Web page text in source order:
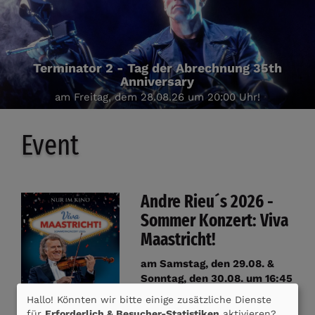
Terminator 2 - Tag der Abrechnung 35th
Anniversary
am Freitag, dem 28.08.26 um 20:00 Uhr!
Event
Andre Rieu´s 2026 -
Sommer Konzert: Viva
Maastricht!
am Samstag, den 29.08. &
Sonntag, den 30.08. um 16:45
Uhr!
Hallo! Könnten wir bitte einige zusätzliche Dienste